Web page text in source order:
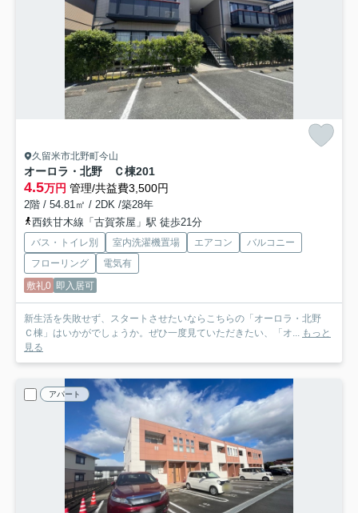
久留米市北野町今山
オーロラ・北野 Ｃ棟201
4.5万円 管理/共益費3,500円
2階 / 54.81㎡ / 2DK /築28年
西鉄甘木線「古賀茶屋」駅 徒歩21分
バス・トイレ別 室内洗濯機置場 エアコン
バルコニー
フローリング
電気有
敷礼0 即入居可
新生活を失敗せず、スタートさせたいならこちらの「オーロラ・北野
Ｃ棟」はいかがでしょうか。ぜひ一度見ていただきたい、「オ... もっと
見る
アパート